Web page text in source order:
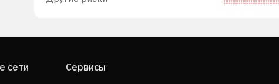
сети Сервисы